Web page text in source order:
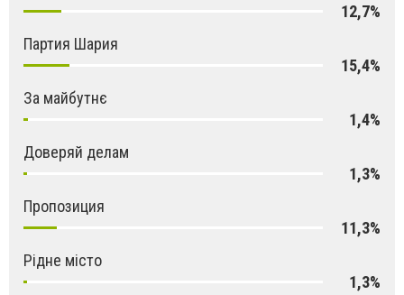
12,7%
Партия Шария
15,4%
За майбутнє
1,4%
Доверяй делам
1,3%
Пропозиция
11,3%
Рідне місто
1,3%